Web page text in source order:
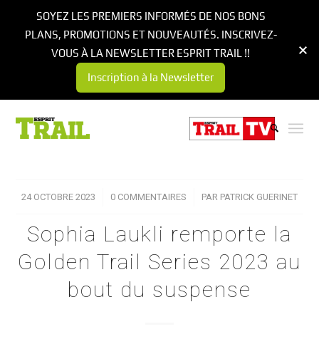
24 OCTOBRE 2023
/ 0 COMMENTAIRES
/ PAR PATRICK GUERINET
Sophia Laukli remporte la
Golden Trail Series 2023 au
bout du suspense
SOYEZ LES PREMIERS INFORMÉS DE NOS BONS
PLANS, PROMOTIONS ET NOUVEAUTÉS. INSCRIVEZ-
VOUS À LA NEWSLETTER ESPRIT TRAIL !!
Inscription à la Newsletter